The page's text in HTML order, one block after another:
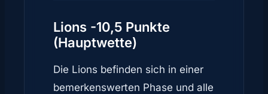
Lions -10,5 Punkte
(Hauptwette)
Die Lions befinden sich in einer
bemerkenswerten Phase und alle